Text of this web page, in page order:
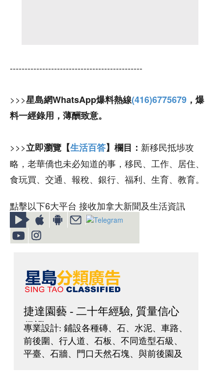
---------------------------------------------
>>>星島網WhatsApp爆料熱線(416)6775679 ，爆
料一經錄用，薄酬致意。
>>>立即瀏覽【生活百答】欄目： 新移民抵埗攻
略，老華僑也未必知道的事，移民、工作、居住、
食玩買、交通、報稅、銀行、福利、生育、教育。
點擊以下6大平台 接收加拿大新聞及生活資訊